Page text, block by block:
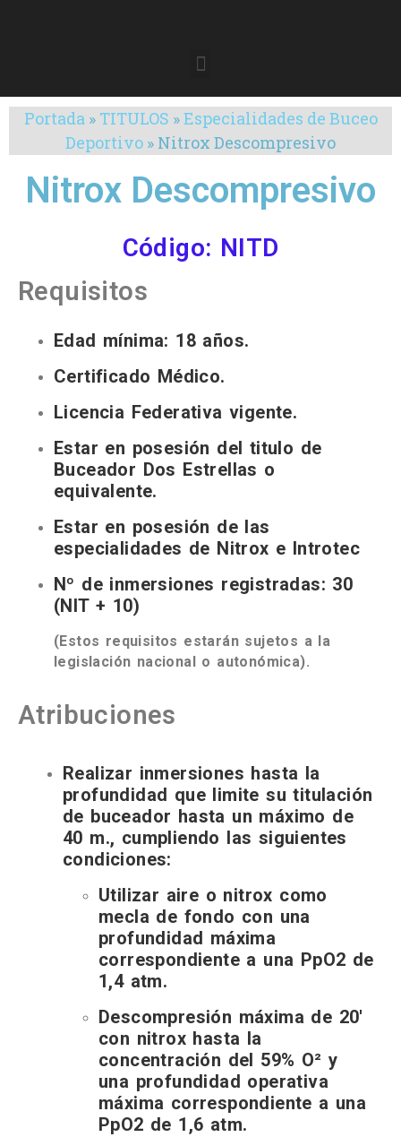
Portada» TITULOS »Especialidades de Buceo
Deportivo » Nitrox Descompresivo
Nitrox Descompresivo
Código: NITD
Requisitos
Edad mínima: 18 años.
Certificado Médico.
Licencia Federativa vigente.
Estar en posesión del titulo de
Buceador Dos Estrellas o
equivalente.
Estar en posesión de las
especialidades de Nitrox e Introtec
Nº de inmersiones registradas: 30
(NIT + 10)
(Estos requisitos estarán sujetos a la
legislación nacional o autonómica).
Atribuciones
Realizar inmersiones hasta la
profundidad que limite su titulación
de buceador hasta un máximo de
40 m., cumpliendo las siguientes
condiciones:
Utilizar aire o nitrox como
mecla de fondo con una
profundidad máxima
correspondiente a una PpO2 de
1,4 atm.
Descompresión máxima de 20′
con nitrox hasta la
concentración del 59% O² y
una profundidad operativa
máxima correspondiente a una
PpO2 de 1,6 atm.